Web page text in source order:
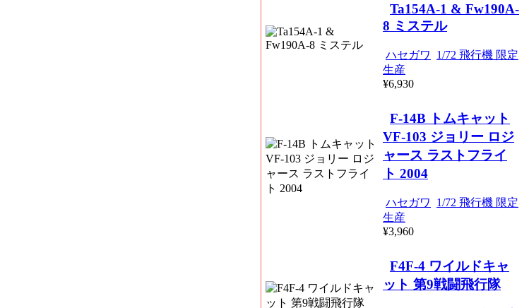
Ta154A-1 & Fw190A-
8 ミステル
ハセガワ
1/72 飛行機 限定
生産
¥6,930
F-14B トムキャット
VF-103 ジョリー ロジ
ャース ラストフライ
ト 2004
ハセガワ
1/72 飛行機 限定
生産
¥3,960
F4F-4 ワイルドキャ
ット 第9戦闘飛行隊